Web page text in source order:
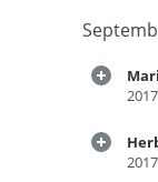
2017
2017